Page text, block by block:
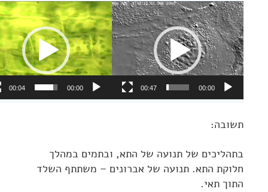
נגן
וידאו
00:00
00:47
נגן
וידאו
00:00
00:04
תשובה:
בתהליכים של תנועה של התא, ובתמים במהלך
חלוקת התא. תנועה של אברונים – משתתף השלד
התוך תאי.